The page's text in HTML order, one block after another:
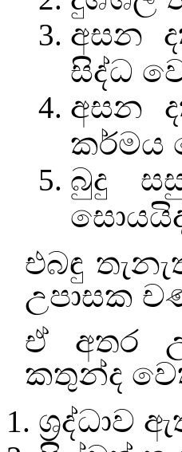
අසන
සිද්ධ
අසන
කර්මය
බුදු
එබඳු
උපාසක
ඒ අතර
කතුන්ද
ශ්‍රද්ධාව